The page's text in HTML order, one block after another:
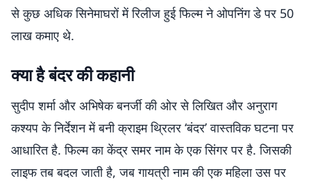
से कुछ अधिक सिनेमाघरों में रिलीज हुई फिल्म ने ओपनिंग डे पर 50
लाख कमाए थे.
क्या है बंदर की कहानी
सुदीप शर्मा और अभिषेक बनर्जी की ओर से लिखित और अनुराग
कश्यप के निर्देशन में बनी क्राइम थ्रिलर ‘बंदर’ वास्तविक घटना पर
आधारित है. फिल्म का केंद्र समर नाम के एक सिंगर पर है. जिसकी
लाइफ तब बदल जाती है, जब गायत्री नाम की एक महिला उस पर